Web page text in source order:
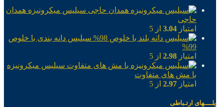
سیلیس میکرونیزه همدان
حاجی
امتیاز 3.04 از 5
سیلیس دانه بندی با خلوص
99%
امتیاز 2.98 از 5
سیلیس میکرونیزه
با مش های متفاوت
امتیاز 2.97 از 5
پلــــهای ارتـباطی